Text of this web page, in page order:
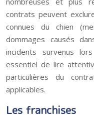
contrats peuvent
connues du chien
dommages causés
incidents survenus
essentiel de lire
particulières du
applicables.
Les franchises